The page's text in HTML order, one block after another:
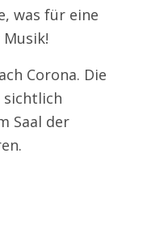
was für eine
Corona. Die
sichtlich
Saal der